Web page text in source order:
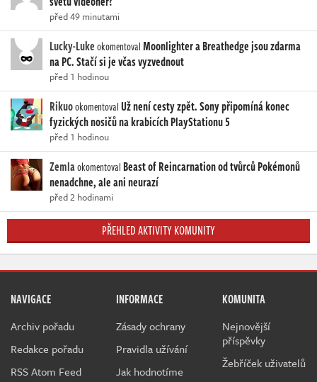
před 49 minutami
Lucky-LukeokomentovalMoonlighter a Breathedge jsou zdarma
na PC. Stačí si je včas vyzvednout
před 1 hodinou
RikuookomentovalUž není cesty zpět. Sony připomíná konec
fyzických nosičů na krabicích PlayStationu 5
před 1 hodinou
Zemlaokomentoval Beast of Reincarnation od tvůrců Pokémonů
nenadchne, ale ani neurazí
před 2 hodinami
PŘEHLED AKTIVITY KOMUNITY
NAVIGACE
Archiv pořadu
Redakce pořadu
RSS Atom Feed
INFORMACE
Zásady ochrany
Pravidla užívání
Jak hodnotíme
KOMUNITA
Nejnovější
příspěvky
Žebříček uživatelů